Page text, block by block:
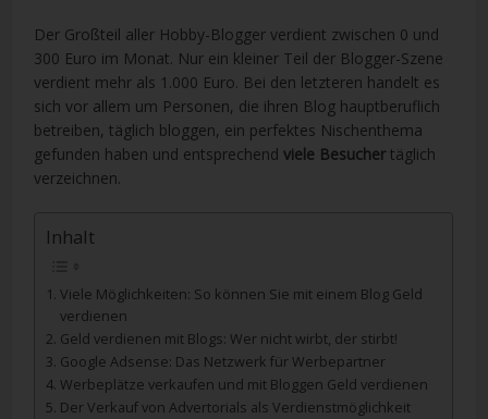
Der Großteil aller Hobby-Blogger verdient zwischen 0 und
300 Euro im Monat. Nur ein kleiner Teil der Blogger-Szene
verdient mehr als 1.000 Euro. Bei den letzteren handelt es
sich vor allem um Personen, die ihren Blog hauptberuflich
betreiben, täglich bloggen, ein perfektes Nischenthema
gefunden haben und entsprechendviele Besuchertäglich
verzeichnen.
Inhalt
Viele Möglichkeiten: So können Sie mit einem Blog Geld
verdienen
Geld verdienen mit Blogs: Wer nicht wirbt, der stirbt!
Google Adsense: Das Netzwerk für Werbepartner
Werbeplätze verkaufen und mit Bloggen Geld verdienen
Der Verkauf von Advertorials als Verdienstmöglichkeit